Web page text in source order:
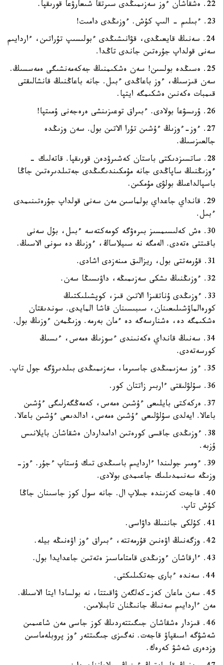
22. ەشقاشان ءوز سەزىمىڭدى سىرتقا شىعارۋعا قورىقپا.
23. ءبىلىم - الىپ كۇش. ءوزىڭدى دامىت!
24. سەنىڭ قايعىڭدى، قۋانىشىڭدى ءبولىسىپ تۇراتىن، ءاردايىم
سەنى قولداپ جۇرەتىن جاندى تاڭدا.
25. ەسىڭدە بولسىن! سەن ەشكىمنىڭ جەكەمەنشىگى ەمەسسىڭ.
سەن قىزسىڭ، ءوز باعاڭدى ءبىل. جانە باعاڭنىڭ قانشالىقتى
قىمبات ەكەنىن ەشكىمگە ايتپا.
26. ۇرىسۋعا بولادى. ءبىراق توعىزىنشى ەرەجەنى ۇمىتپا!
27. ءوز-ءوزىڭ ءۇشىن تۇرا الاتىن بول. سەن وزىڭدە
جالعىزسىڭ.
28. ساتسىزدىكتى باستان كەشىرۋدەن قورىقپا. قاتەلىك -
ءوزىڭنىڭ ساپاڭدى جانە مۇمكىندىگىڭدى جەتىلدىرەتىن جاڭا
باسپالداعىڭ بولۋى مۇمكىن.
29. قانداي جاعداي بولماسىن مەن سەنى قولداپ جۇرەتىنىمدى
ءبىل.
30. ەش كەلىسىمسىز بىرەۋگە كومەكتەسە ءبىل، بۇل سەنى
باقىتتى ەتەدى. الەمگە نە سىيلاساڭ، ءوزىڭ دە سونى الاسىڭ.
31. قۇرمەتتى بول، ريزالىق مىنەزدى اشادى.
32. ءوزىڭنىڭ ىشكى سەزىمىڭە، داۋىسىڭا سەن.
33. ءوزىڭدى ۇناتقىزا الاتىن قىز، كوپشىلىكتىڭ
كورەالماۋشىلىعىنان، سىبىسىنان قاشا المايدى. سوندىقتان
ەشكىمگە دە، ەشنارسەگە دە ءمان بەرمە. وزىڭمەن ءوزىڭ بول.
34. سەنىڭ قانداي ەكەنىندى ءسوزىڭ ەمەس، ءىسىڭ
كورسەتەدى.
35. ءوز سەزىمىڭدى جاسىرما، سەزىمىڭدى بىلدىرۋگە جول تاپ.
36. سۇلۋلىقتى ءاربىر زاتتان كور.
37. ەركەكتى بايلىعى ءۇشىن ەمەس، كەمەڭگەرلىگى ءۇشىن
باعالا. ايەلدى سۇلۋلىعى ءۇشىن ەمەس، ادالدىعى ءۇشىن باعالا.
38. ءوزىڭدى جاقسى كورەتىن ادامداردان ەشقاشان بايلانىس
ۇزبە.
39. ءومىر جولىندا ءاردايىم باسىڭدى تىك ۇستاپ ءجۇر. ءوز-
وزىڭە سەنىمدىلىك جاعىمدى بولادى.
40. قاجەت كەزىندە جىلاپ ال. جانە سول كوز جاسىنان جاڭا
كۇش تاپ.
41. كۇلكى جاننىڭ داۋاسى.
42. وزگەنىڭ اۋەنىن قۇرمەتتە، ءبىراق ءوز اۋەنىڭە بيلە.
43. ءارقاشان ءوزىڭدى قامتاماسىز ەتەتىن جاعدايدا بول.
44. سەندە ءبارى جەتكىلىكتى.
45. سەن ماعان كەز-كەلگەن ۋاقىتتا، نە بولسادا ايتا الاسىڭ.
مەن ءاردايىم سەنىڭ جانىڭنان تابىلامىن.
46. قىزدار ەشقاشان جىگىتتەردىڭ كوز جاسى مەن شاعىمىن
شەشۋگە اسىقپاۋ قاجەت. نەگىزى جىگىتتەر ءوز پروبلەماسىن
وزدەرى شەشۋ كەرەك.